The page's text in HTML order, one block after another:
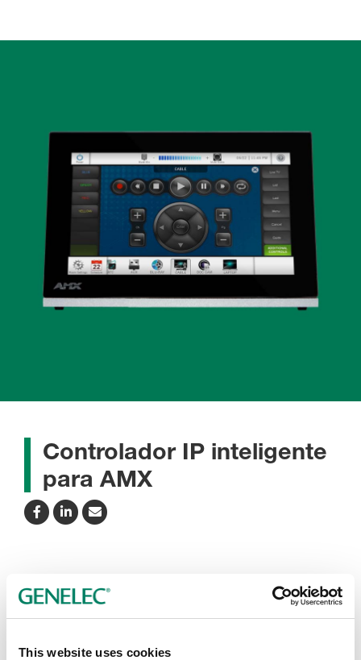
This website uses cookies
Controlador IP inteligente
para AMX
Este controlador gratuito integra estrechamente el
hardware AMX con los altavoces Genelec Smart IP.
Proporciona acceso sencillo a las funciones de